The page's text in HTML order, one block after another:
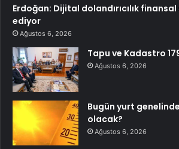
Erdoğan: Dijital dolandırıcılık
ediyor
Ağustos 6, 2026
Tapu ve Kadastro
Ağustos 6, 2026
Bugün yurt
olacak?
Ağustos 6, 2026